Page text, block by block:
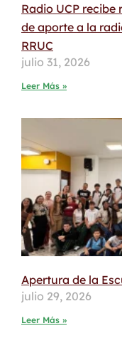
Radio UCP
de aporte a la
RRUC
julio 31, 2026
Leer Más »
Apertura de la
julio 29, 2026
Leer Más »